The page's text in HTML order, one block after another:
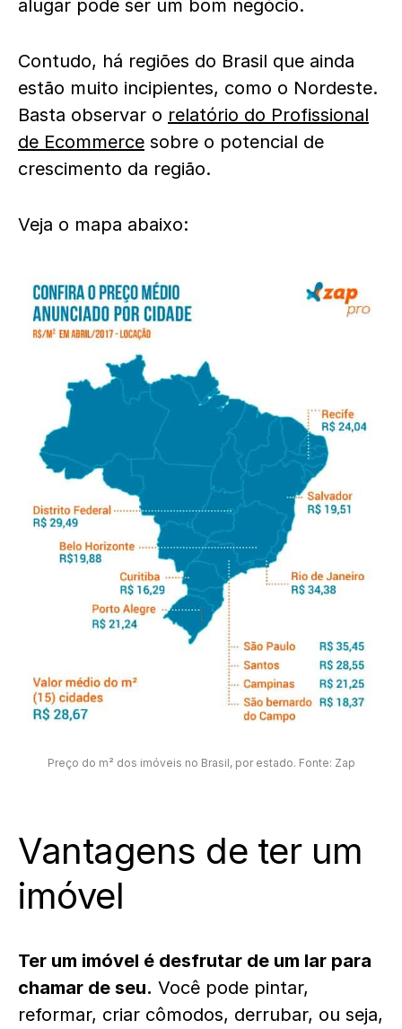
alugar pode ser um bom negócio.
Contudo, há regiões do Brasil que ainda
estão muito incipientes, como o Nordeste.
Basta observar o relatório do Profissional
de Ecommerce sobre o potencial de
crescimento da região.
Veja o mapa abaixo:
Preço do m² dos imóveis no Brasil, por estado. Fonte: Zap
Vantagens de ter um
imóvel
Ter um imóvel é desfrutar de um lar para
chamar de seu. Você pode pintar,
reformar, criar cômodos, derrubar, ou seja,